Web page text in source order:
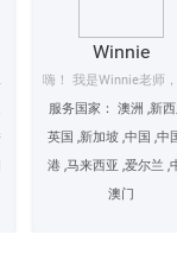
计算机服务。学校的
为具有一些最好的住
每个校园的住宿方式
/沃东加校园，有校内
验丰...
Winnie
服务国家： 澳洲 ,新西
英国 ,新加坡 ,中国 ,中
港 ,马来西亚 ,爱尔兰 ,
澳门